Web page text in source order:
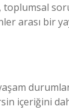
toplumsal
arası bir
içeriğini